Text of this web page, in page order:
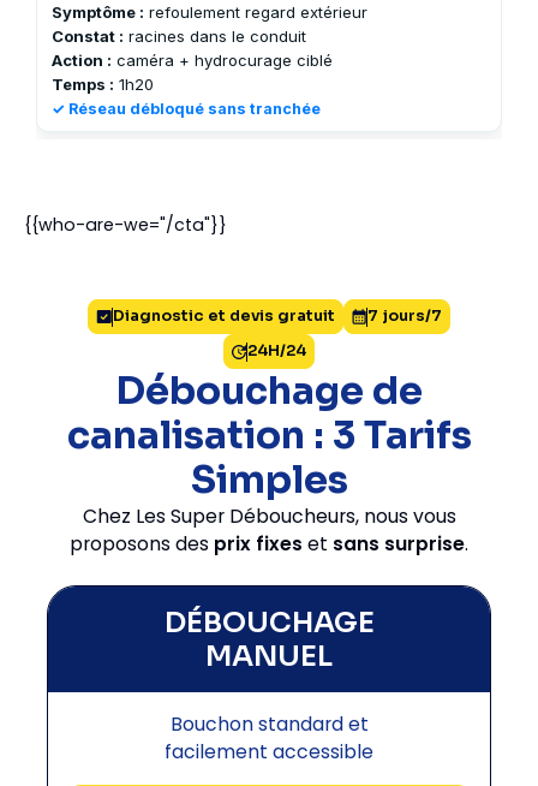
Symptôme : refoulement regard extérieur
Constat : racines dans le conduit
Action : caméra + hydrocurage ciblé
Temps : 1h20
✓ Réseau débloqué sans tranchée
{{who-are-we="/cta"}}
Diagnostic et devis gratuit
7 jours/7
24H/24
Débouchage de
canalisation : 3 Tarifs
Simples
Chez Les Super Déboucheurs, nous vous
proposons des prix fixes et sans surprise.
DÉBOUCHAGE
MANUEL
Bouchon standard et
facilement accessible